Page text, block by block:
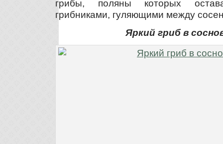
грибы, поляны которых
грибниками, гуляющими между
Яркий гриб в